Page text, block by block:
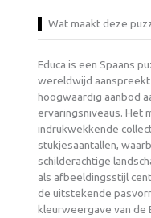
Wat maakt deze
Educa is een Spaans
wereldwijd
hoogwaardig aanbod
ervaringsniveaus. Het
indrukwekkende
stukjesaantallen,
schilderachtige
als afbeeldingsstijl
de uitstekende
kleurweergave van de